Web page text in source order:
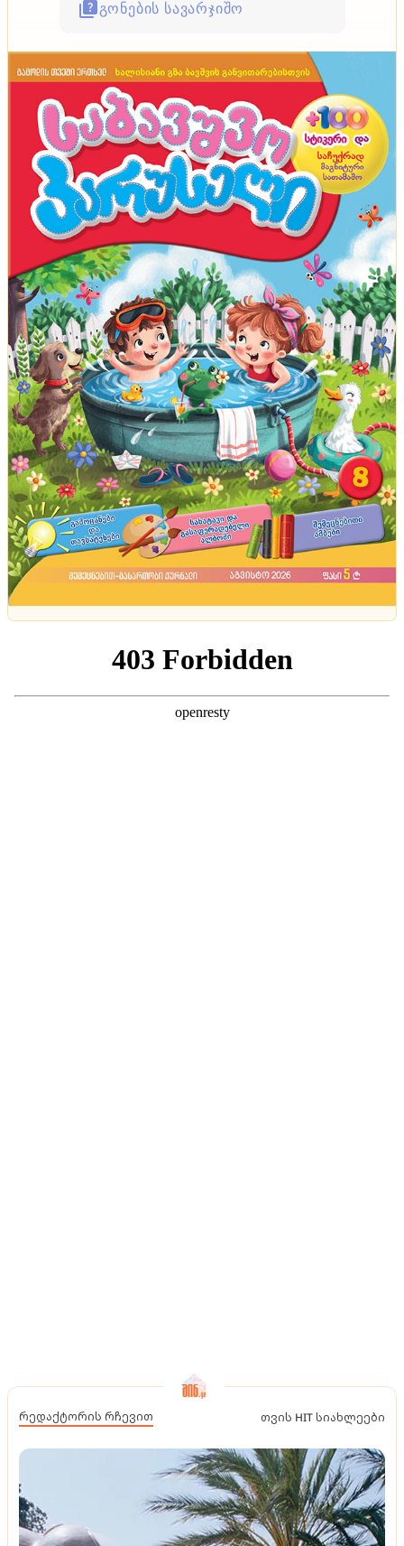
გონების სავარჯიშო
რედაქტორის რჩევით თვის HIT სიახლეები